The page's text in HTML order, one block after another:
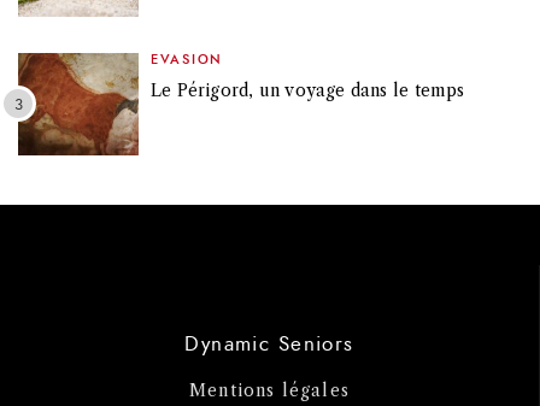
EVASION
Le Périgord, un voyage dans le temps
Dynamic Seniors
Mentions légales